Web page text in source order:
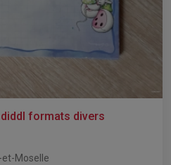
formats divers
Moselle